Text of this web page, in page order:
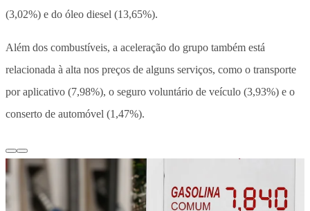
(3,02%) e do óleo diesel (13,65%).
Além dos combustíveis, a aceleração do grupo também está
relacionada à alta nos preços de alguns serviços, como o transporte
por aplicativo (7,98%), o seguro voluntário de veículo (3,93%) e o
conserto de automóvel (1,47%).